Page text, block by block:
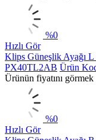
%0
Hızlı Gör
Klips Güneşlik Ayağı L
PX40TL2AB Ürün
Ürünün fiyatını
%0
Hızlı Gör